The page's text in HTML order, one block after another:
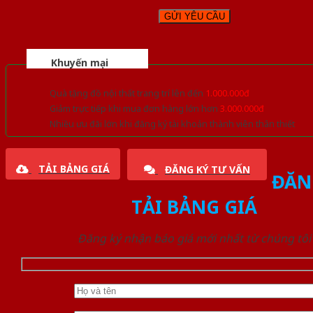
Khuyến mại
Quà tặng đồ nội thất trang trí lên đến 1.000.000đ
Giảm trực tiếp khi mua đơn hàng lớn hơn 3.000.000đ
Nhiều ưu đãi lớn khi đăng ký tài khoản thành viên thân thiết
TẢI BẢNG GIÁ ĐĂNG KÝ TƯ VẤN
TẢI BẢNG GIÁ
Đăng ký nhận báo giá mới nhất từ chúng tôi